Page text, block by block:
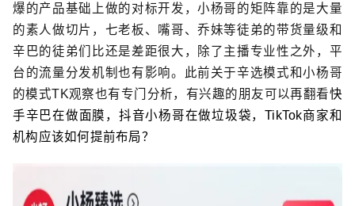
爆的产品基础上做的对标开发，小杨哥的矩阵靠的是大量
的素人做切片，七老板、嘴哥、乔妹等徒弟的带货量级和
辛巴的徒弟们比还是差距很大，除了主播专业性之外，平
台的流量分发机制也有影响。此前关于辛选模式和小杨哥
的模式TK观察也有专门分析，有兴趣的朋友可以再翻看快
手辛巴在做面膜，抖音小杨哥在做垃圾袋，TikTok商家和
机构应该如何提前布局？